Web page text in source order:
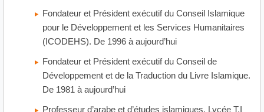
Fondateur et Président exécutif du Conseil Islamique
pour le Développement et les Services Humanitaires
(ICODEHS). De 1996 à aujourd’hui
Fondateur et Président exécutif du Conseil de
Développement et de la Traduction du Livre Islamique.
De 1981 à aujourd’hui